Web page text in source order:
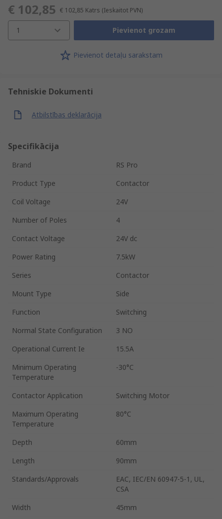
€ 102,85 € 102,85 Katrs (Ieskaitot PVN)
1 Pievienot grozam
Pievienot detaļu sarakstam
Tehniskie Dokumenti
Atbilstības deklarācija
Specifikācija
Brand
RS Pro
Product Type
Contactor
Coil Voltage
24V
Number of Poles
4
Contact Voltage
24V dc
Power Rating
7.5kW
Series
Contactor
Mount Type
Side
Function
Switching
Normal State Configuration
3 NO
Operational Current Ie
15.5A
Minimum Operating
Temperature
-30°C
Contactor Application
Switching Motor
Maximum Operating
Temperature
80°C
Depth
60mm
Length
90mm
Standards/Approvals
EAC, IEC/EN 60947-5-1, UL,
CSA
Width
45mm